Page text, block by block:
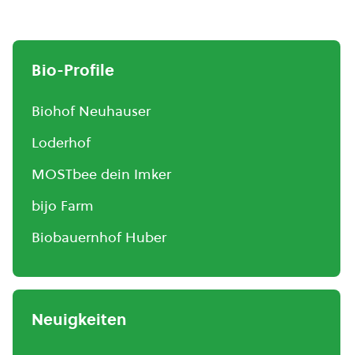
Bio-Profile
Biohof Neuhauser
Loderhof
MOSTbee dein Imker
bijo Farm
Biobauernhof Huber
Neuigkeiten